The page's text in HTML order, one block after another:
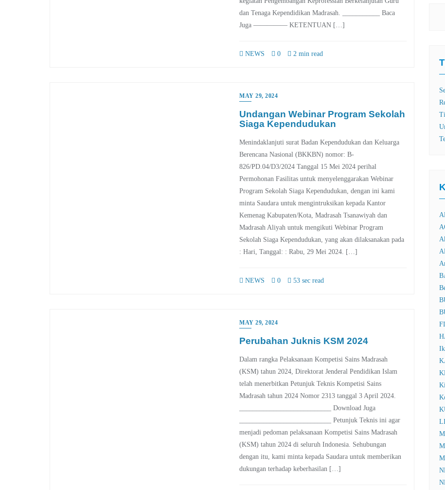
dan Tenaga Kependidikan Madrasah. ___________ Baca
Juga ————— KETENTUAN […]
NEWS 0 2 min read
MAY 29, 2024
Undangan Webinar Program Sekolah
Siaga Kependudukan
Menindaklanjuti surat Badan Kependudukan dan Keluarga
Berencana Nasional (BKKBN) nomor: B-
826/PD.04/D3/2024 Tanggal 15 Mei 2024 perihal
Permohonan Fasilitas untuk menyelenggarakan Webinar
Program Sekolah Siaga Kependudukan, dengan ini kami
minta Saudara untuk mengintruksikan kepada Kantor
Kemenag Kabupaten/Kota, Madrasah Tsanawiyah dan
Madrasah Aliyah untuk mengikuti Webinar Program
Sekolah Siaga Kependudukan, yang akan dilaksanakan pada
: Hari, Tanggal: : Rabu, 29 Mei 2024. […]
NEWS 0 53 sec read
MAY 29, 2024
Perubahan Juknis KSM 2024
Dalam rangka Pelaksanaan Kompetisi Sains Madrasah
(KSM) tahun 2024, Direktorat Jenderal Pendidikan Islam
telah menerbitkan Petunjuk Teknis Kompetisi Sains
Madrasah tahun 2024 Nomor 2313 tanggal 3 April 2024.
___________________________ Download Juga
___________________________ Petunjuk Teknis ini agar
menjadi pedoman pelaksanaan Kompetisi Sains Madrasah
(KSM) tahun 2024 di seluruh Indonesia. Sehubungan
dengan itu, kami minta kepada Saudara untuk memberikan
dukungan terhadap keberhasilan […]